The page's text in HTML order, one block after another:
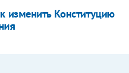
изменить Конституцию